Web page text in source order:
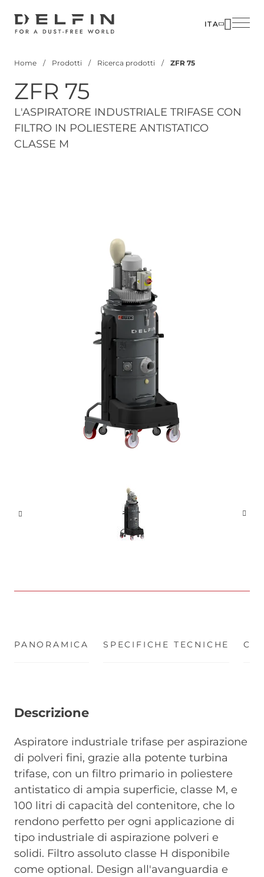
ITA
di
pane
Home Prodotti Ricerca prodotti ZFR 75
ZFR 75
L'ASPIRATORE INDUSTRIALE TRIFASE CON
FILTRO IN POLIESTERE ANTISTATICO
CLASSE M
PANORAMICA (ACTIVE TAB)
SPECIFICHE TECNICHE
Descrizione
Aspiratore industriale trifase per aspirazione
di polveri fini, grazie alla potente turbina
trifase, con un filtro primario in poliestere
antistatico di ampia superficie, classe M, e
100 litri di capacità del contenitore, che lo
rendono perfetto per ogni applicazione di
tipo industriale di aspirazione polveri e
solidi. Filtro assoluto classe H disponibile
come optional. Design all'avanguardia e